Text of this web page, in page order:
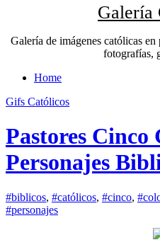
Galería
Galería de imágenes católicas
fotografías,
Home
Gifs Católicos
Pastores
Personajes
#biblicos, #católicos, #cinco,
#personajes